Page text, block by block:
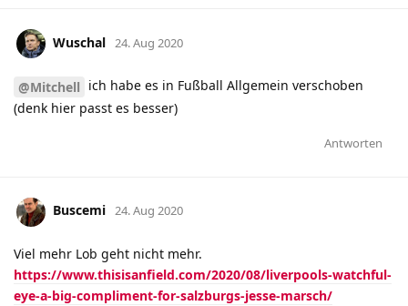
Wuschal 24. Aug 2020
@Mitchell ich habe es in Fußball Allgemein verschoben
(denk hier passt es besser)
Antworten
Buscemi 24. Aug 2020
Viel mehr Lob geht nicht mehr.
https://www.thisisanfield.com/2020/08/liverpools-watchful-
eye-a-big-compliment-for-salzburgs-jesse-marsch/